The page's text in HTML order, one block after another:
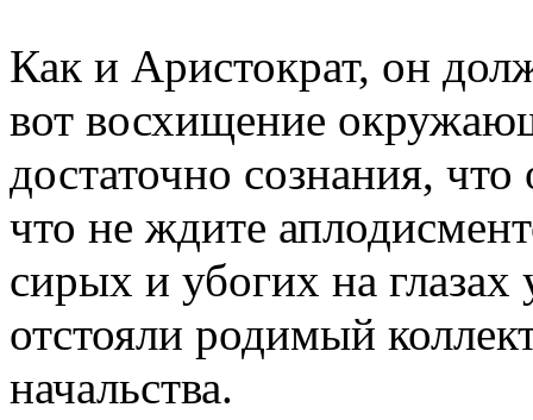
Как и Аристократ, он
вот восхищение
достаточно сознания,
что не ждите
сирых и убогих на
отстояли родимый
начальства.